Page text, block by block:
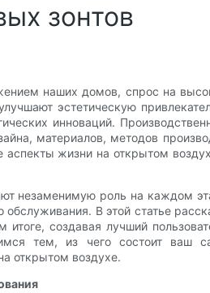
зонтов
наших домов, спрос на
эстетическую
инноваций.
материалов, методов
жизни на открытом
незаменимую роль на каждом
В этой статье
создавая лучший
тем, из чего состоит ваш
открытом воздухе.